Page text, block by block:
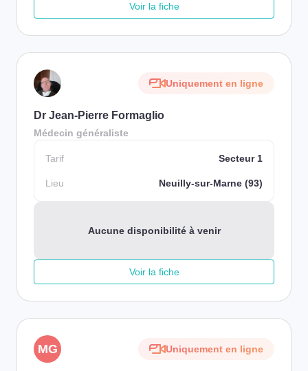
Voir la fiche
Uniquement en ligne
Dr Jean-Pierre Formaglio
Médecin généraliste
Tarif Secteur 1
Lieu Neuilly-sur-Marne (93)
Aucune disponibilité à venir
Voir la fiche
MG Uniquement en ligne